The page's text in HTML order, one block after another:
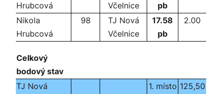
Hrubcová
Včelnice
pb
Nikola
Hrubcová
98
TJ Nová
Včelnice
17.58
pb
2.00
Celkový
bodový stav
TJ Nová
1. místo 125,50